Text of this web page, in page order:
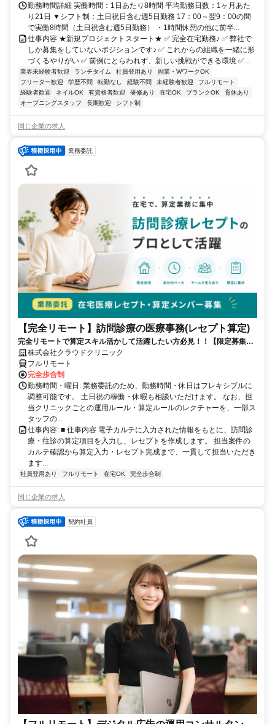
勤務時間詳細 実働時間：1日あたり8時間 平均勤務日数：1ヶ月あた
り21日 ▼シフト制：土日祝日含む週5日勤務 17：00～翌9：00の間
で実働8時間（土日祝含む週5日勤務） ・1時間休憩の他に前半...
仕事内容 ★新規プロジェクトスタート★ ✅ 完全在宅勤務♪ ✅ 弊社で
しか募集をしていないポジションです♪ ✅ これからの組織を一緒に形
づくるやりがい ✅ 前例にとらわれず、新しい挑戦ができる環境 ✅...
業界未経験者歓迎 ランチタイム 社員登用あり
副業・WワークOK
フリーター歓迎
学歴不問 転勤なし 経験不問 未経験者歓迎
フルリモート
経験者歓迎
ネイルOK 有資格者歓迎 研修あり 在宅OK ブランクOK
育休あり
オープニングスタッフ
長期歓迎 シフト制
同じ企業の求人
業務委託
【完全リモート】訪問診療の医療事務(レセプト算定)
完全リモートで算定スキル活かして活躍したい方必見！！【限定募集】
完全リモート｜在宅医療レセプト算定（成果報酬型／業務委託）
株式会社クラウドクリニック
フルリモート
完全歩合制
勤務時間・曜日: 業務委託のため、勤務時間・休日はフレキシブルに
調整可能です。 土日祝の稼働・休暇も相談いただけます。 なお、担
当クリニックごとの運用ルール・算定ルールのレクチャーを、一部ス
タッフの...
仕事内容: ■ 仕事内容 電子カルテに入力された情報をもとに、訪問診
療・往診の算定項目を入力し、レセプトを作成します。 担当案件の
カルテ確認から算定入力・レセプト完成まで、一貫して担当いただき
ます...
社員登用あり フルリモート 在宅OK 完全歩合制
同じ企業の求人
契約社員